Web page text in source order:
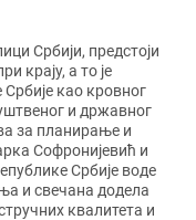
Србији, предстоји
крају, а то је
као кровног
и државног
за планирање и
Софронијевић и
Србије воде
и свечана додела
квалитета и